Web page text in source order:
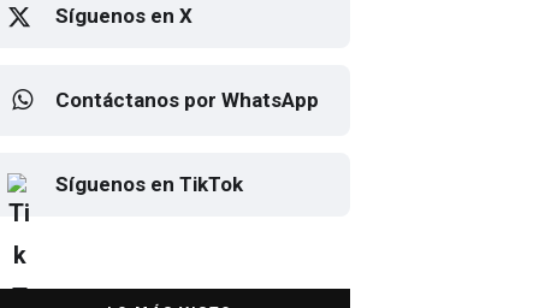
el cartel de Flow Fest 2026
Síguenos en Instagram
Síguenos en X
Contáctanos por WhatsApp
Elton John regresa a CDMX
para despedirse en el Estadio